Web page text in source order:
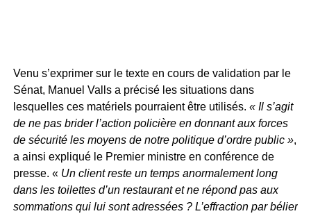
Venu s’exprimer sur le texte en cours de validation par le
Sénat, Manuel Valls a précisé les situations dans
lesquelles ces matériels pourraient être utilisés. « Il s’agit
de ne pas brider l’action policière en donnant aux forces
de sécurité les moyens de notre politique d’ordre public »,
a ainsi expliqué le Premier ministre en conférence de
presse. «Un client reste un temps anormalement long
dans les toilettes d’un restaurant et ne répond pas aux
sommations qui lui sont adressées ? L’effraction par bélier